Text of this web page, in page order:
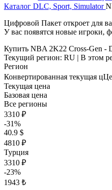
Каталог DLC, Sport, Simulator
Цифровой Пакет откроет для
У вас появятся новые игроки,
Купить NBA 2K22 Cross-Gen -
Текущий регион: RU | В этом
Регион
Конвертированная текущая цЦ
Текущая цена
Базовая цена
Все регионы
3310 ₽
-31%
40.9 $
4810 ₽
Турция
3310 ₽
-23%
1943 ₺